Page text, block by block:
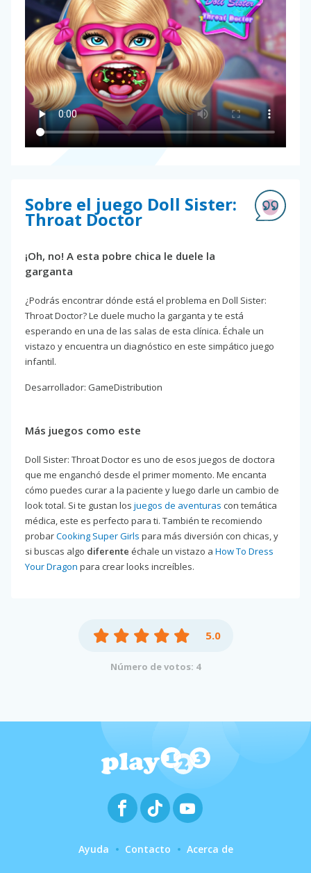
Sobre el juego Doll Sister:
Throat Doctor
¡Oh, no! A esta pobre chica le duele la
garganta
¿Podrás encontrar dónde está el problema en Doll Sister:
Throat Doctor? Le duele mucho la garganta y te está
esperando en una de las salas de esta clínica. Échale un
vistazo y encuentra un diagnóstico en este simpático juego
infantil.
Desarrollador: GameDistribution
Más juegos como este
Doll Sister: Throat Doctor es uno de esos juegos de doctora
que me enganchó desde el primer momento. Me encanta
cómo puedes curar a la paciente y luego darle un cambio de
look total. Si te gustan los juegos de aventuras con temática
médica, este es perfecto para ti. También te recomiendo
probarCooking Super Girls para más diversión con chicas, y
si buscas algo diferente échale un vistazo a How To Dress
Your Dragon para crear looks increíbles.
5.0
Número de votos: 4
Ayuda Contacto Acerca de